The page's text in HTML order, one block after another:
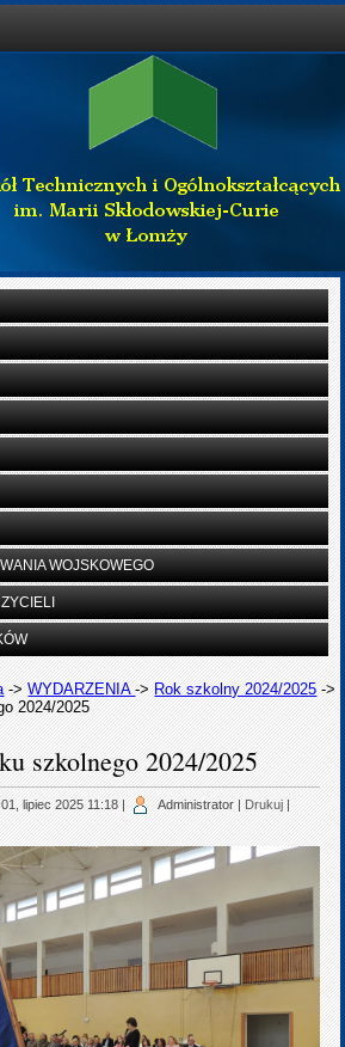
WOJSKOWEGO
->WYDARZENIA-> Rok szkolny 2024/2025 ->
2024/2025
szkolnego 2024/2025
lipiec 2025 11:18 | Administrator | Drukuj |